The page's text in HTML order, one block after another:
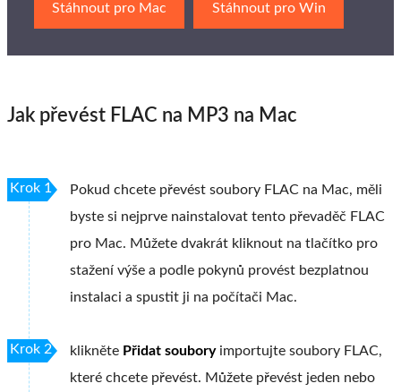
Stáhnout pro Mac Stáhnout pro Win
Jak převést FLAC na MP3 na Mac
Krok 1
Pokud chcete převést soubory FLAC na Mac, měli
byste si nejprve nainstalovat tento převaděč FLAC
pro Mac. Můžete dvakrát kliknout na tlačítko pro
stažení výše a podle pokynů provést bezplatnou
instalaci a spustit ji na počítači Mac.
Krok 2 klikněte Přidat souboryimportujte soubory FLAC,
které chcete převést. Můžete převést jeden nebo